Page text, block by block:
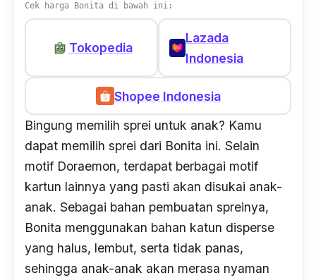
Cek harga Bonita di bawah ini:
Tokopedia
Lazada
Indonesia
Shopee Indonesia
Bingung memilih sprei untuk anak? Kamu
dapat memilih sprei dari Bonita ini. Selain
motif Doraemon, terdapat berbagai motif
kartun lainnya yang pasti akan disukai anak-
anak. Sebagai bahan pembuatan spreinya,
Bonita menggunakan bahan katun disperse
yang halus, lembut, serta tidak panas,
sehingga anak-anak akan merasa nyaman